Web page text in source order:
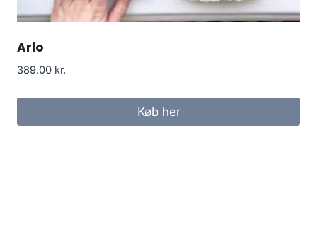
Arlo
389.00 kr.
Køb her